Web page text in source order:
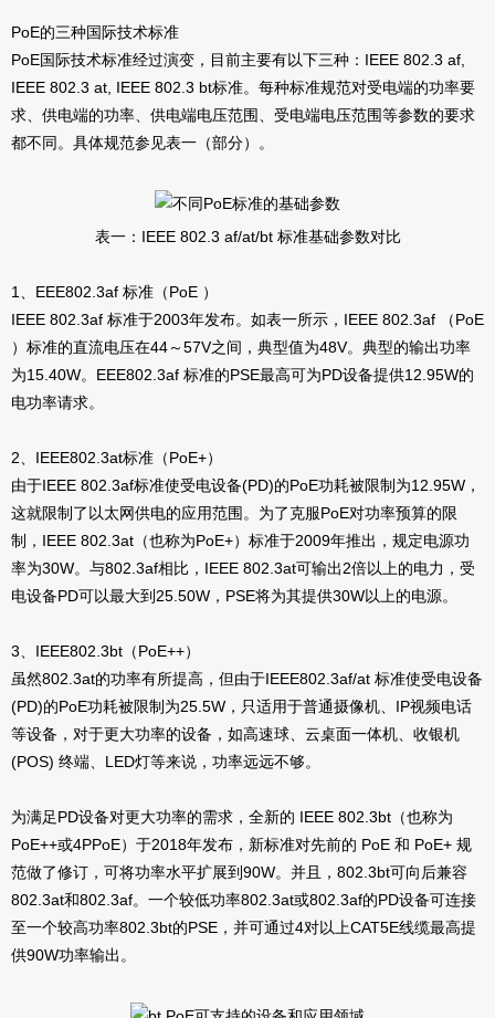
PoE的三种国际技术标准
PoE国际技术标准经过演变，目前主要有以下三种：IEEE 802.3 af,
IEEE 802.3 at, IEEE 802.3 bt标准。每种标准规范对受电端的功率要
求、供电端的功率、供电端电压范围、受电端电压范围等参数的要求
都不同。具体规范参见表一（部分）。
表一：IEEE 802.3 af/at/bt 标准基础参数对比
1、EEE802.3af 标准（PoE ）
IEEE 802.3af 标准于2003年发布。如表一所示，IEEE 802.3af （PoE
）标准的直流电压在44～57V之间，典型值为48V。典型的输出功率
为15.40W。EEE802.3af 标准的PSE最高可为PD设备提供12.95W的
电功率请求。
2、IEEE802.3at标准（PoE+）
由于IEEE 802.3af标准使受电设备(PD)的PoE功耗被限制为12.95W，
这就限制了以太网供电的应用范围。为了克服PoE对功率预算的限
制，IEEE 802.3at（也称为PoE+）标准于2009年推出，规定电源功
率为30W。与802.3af相比，IEEE 802.3at可输出2倍以上的电力，受
电设备PD可以最大到25.50W，PSE将为其提供30W以上的电源。
3、IEEE802.3bt（PoE++）
虽然802.3at的功率有所提高，但由于IEEE802.3af/at 标准使受电设备
(PD)的PoE功耗被限制为25.5W，只适用于普通摄像机、IP视频电话
等设备，对于更大功率的设备，如高速球、云桌面一体机、收银机
(POS) 终端、LED灯等来说，功率远远不够。
为满足PD设备对更大功率的需求，全新的 IEEE 802.3bt（也称为
PoE++或4PPoE）于2018年发布，新标准对先前的 PoE 和 PoE+ 规
范做了修订，可将功率水平扩展到90W。 并且，802.3bt可向后兼容
802.3at和802.3af。一个较低功率802.3at或802.3af的PD设备可连接
至一个较高功率802.3bt的PSE，并可通过4对以上CAT5E线缆最高提
供90W功率输出。